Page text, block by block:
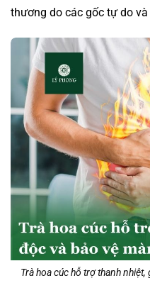
thương do các gốc tự do
Trà hoa cúc hỗ trợ thanh